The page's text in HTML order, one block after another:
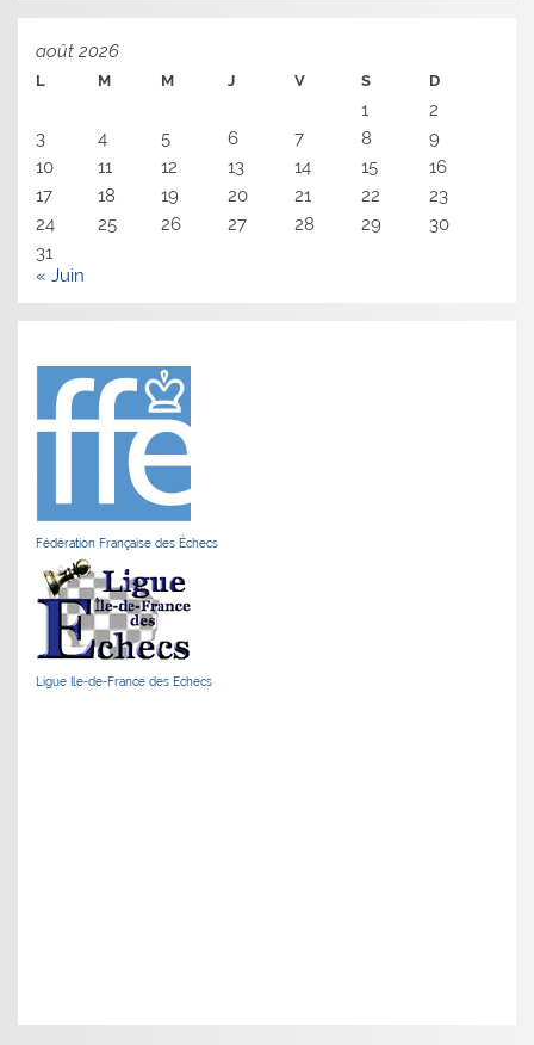
août 2026
L M M J V S D
1
2
3
4 5 6 7 8
9
10
11 12 13 14 15
16
17
18 19 20 21 22
23
24
25 26 27 28 29
30
31
« Juin
Fédération Française des Échecs
Ligue Ile-de-France des Echecs